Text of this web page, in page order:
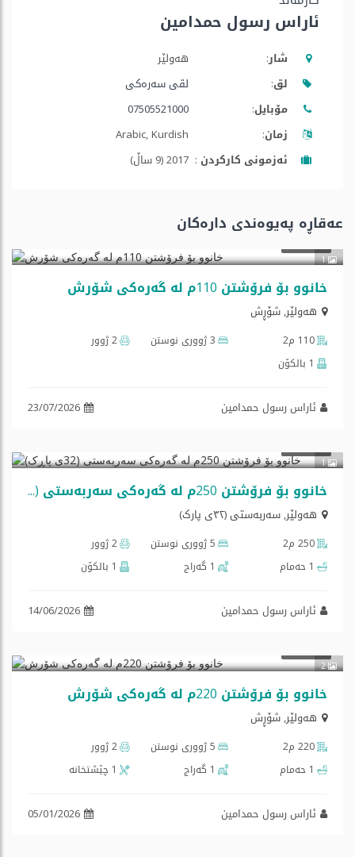
ئاراس رسول حمدامین
شار:
هه‌ولێر
لق:
لقی سەرەکی
مۆبایل:
07505521000
زمان:
Arabic, Kurdish
ئه‌زمونی كاركردن : 2017 (9 ساڵ)
عەقاڕە پەیوەندی دارەكان
1
خانوو بۆ فرۆشتن 110م لە گەرەکی شۆرش
هه‌ولێر,شۆڕش
110 م2 3 ژووری نوستن
2 ژوور
1 بالكۆن
ئاراس رسول حمدامین 23/07/2026
1
خانوو بۆ فرۆشتن 250م لە گەرەکی سەربەستی (32ی پاڕک)
هه‌ولێر,سەربەستی (٣٢ی پارک)
250 م2 5 ژووری نوستن
2 ژوور
1 حەمام
1 گه‌راج 1 بالكۆن
ئاراس رسول حمدامین 14/06/2026
2
خانوو بۆ فرۆشتن 220م لە گەرەکی شۆرش
هه‌ولێر,شۆڕش
220 م2 5 ژووری نوستن
2 ژوور
1 حەمام
1 گه‌راج 1 چێشتخانه‌
ئاراس رسول حمدامین 05/01/2026